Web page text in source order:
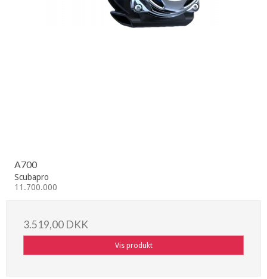
A700
Scubapro
11.700.000
3.519,00 DKK
Vis produkt